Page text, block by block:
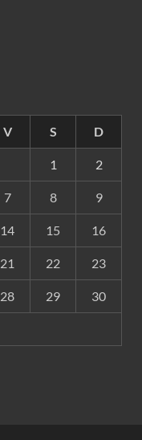
V S D
1 2
7 8 9
14 15 16
21 22 23
28 29 30